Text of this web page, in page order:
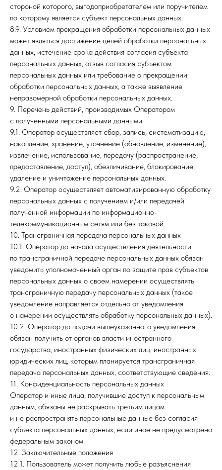
стороной которого, выгодоприобретателем или поручителем
по которому является субъект персональных данных.
8.9. Условием прекращения обработки персональных данных
может являться достижение целей обработки персональных
данных, истечение срока действия согласия субъекта
персональных данных, отзыв согласия субъектом
персональных данных или требование о прекращении
обработки персональных данных, а также выявление
неправомерной обработки персональных данных.
9. Перечень действий, производимых Оператором
с полученными персональными данными
9.1. Оператор осуществляет сбор, запись, систематизацию,
накопление, хранение, уточнение (обновление, изменение),
извлечение, использование, передачу (распространение,
предоставление, доступ), обезличивание, блокирование,
удаление и уничтожение персональных данных.
9.2. Оператор осуществляет автоматизированную обработку
персональных данных с получением и/или передачей
полученной информации по информационно-
телекоммуникационным сетям или без таковой.
10. Трансграничная передача персональных данных
10.1. Оператор до начала осуществления деятельности
по трансграничной передаче персональных данных обязан
уведомить уполномоченный орган по защите прав субъектов
персональных данных о своем намерении осуществлять
трансграничную передачу персональных данных (такое
уведомление направляется отдельно от уведомления
о намерении осуществлять обработку персональных данных).
10.2. Оператор до подачи вышеуказанного уведомления,
обязан получить от органов власти иностранного
государства, иностранных физических лиц, иностранных
юридических лиц, которым планируется трансграничная
передача персональных данных, соответствующие сведения.
11. Конфиденциальность персональных данных
Оператор и иные лица, получившие доступ к персональным
данным, обязаны не раскрывать третьим лицам
и не распространять персональные данные без согласия
субъекта персональных данных, если иное не предусмотрено
федеральным законом.
12. Заключительные положения
12.1. Пользователь может получить любые разъяснения